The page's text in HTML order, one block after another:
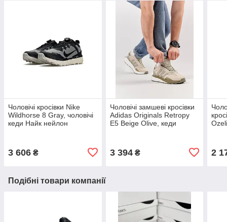
Чоловічі кросівки Nike
Wildhorse 8 Gray, чоловічі
кеди Найк нейлон
3 606 ₴
Чоловічі замшеві кросівки
Adidas Originals Retropy
E5 Beige Olive, кеди
3 394₴ 2
Подібні товари компанії